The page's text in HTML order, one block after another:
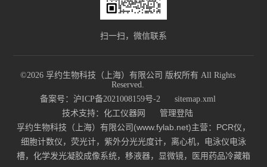
扫一扫，微信联系
©2026 孚约生物科技（上海）有限公司 版权所有 All Rights
Reserved.
备案号：沪ICP备2021008159号-2
sitemap.xml
技术支持： 化工仪器网 管理登陆
孚约生物科技（上海）有限公司(www.fylab.net)主营：PCR仪，
细胞计数仪，荧光计，紫外分光光度计，离心机，电泳仪电泳
槽，化学发光凝胶成像系统，移液器，显微镜，医用药品冷藏箱